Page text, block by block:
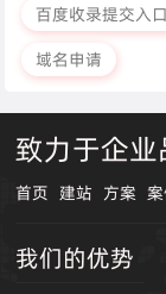
百度收录提交入口
域名申请
致力于企
首页 建站 方案
我们的优势